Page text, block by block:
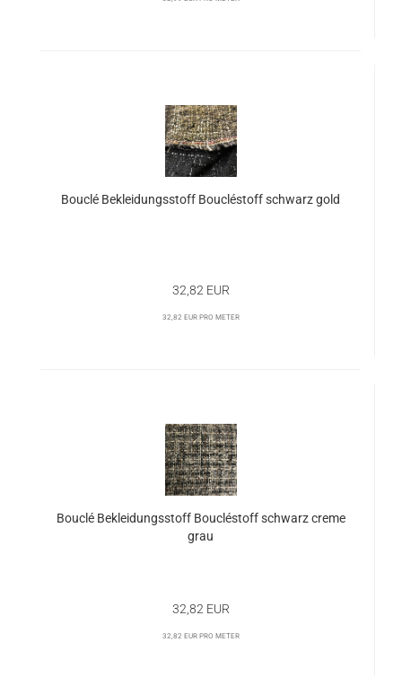
Bouclé Bekleidungsstoff Boucléstoff schwarz gold
32,82 EUR
32,82 EUR pro Meter
Bouclé Bekleidungsstoff Boucléstoff schwarz creme
grau
32,82 EUR
32,82 EUR pro Meter